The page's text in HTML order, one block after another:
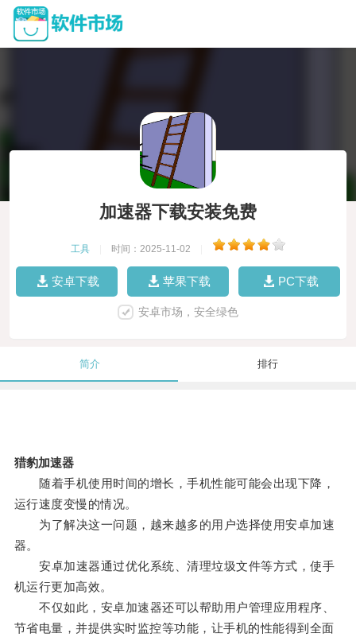
加速器下载安装免费
工具 时间：2025-11-02
安卓下载 苹果下载 PC下载
安卓市场，安全绿色
简介 排行
猎豹加速器
随着手机使用时间的增长，手机性能可能会出现下降，
运行速度变慢的情况。
为了解决这一问题，越来越多的用户选择使用安卓加速
器。
安卓加速器通过优化系统、清理垃圾文件等方式，使手
机运行更加高效。
不仅如此，安卓加速器还可以帮助用户管理应用程序、
节省电量，并提供实时监控等功能，让手机的性能得到全面